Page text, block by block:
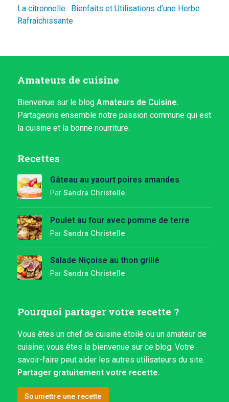
La citronnelle : Bienfaits et Utilisations d’une Herbe
Rafraîchissante
Amateurs de cuisine
Bienvenue sur le blog Amateurs de Cuisine.
Partageons ensemble notre passion commune qui est
la cuisine et la bonne nourriture.
Recettes
Gâteau au yaourt poires amandes
Par Sandra Christelle
Poulet au four avec pomme de terre
Par Sandra Christelle
Salade Niçoise au thon grillé
Par Sandra Christelle
Pourquoi partager votre recette ?
Vous êtes un chef de cuisine étoilé ou un amateur de
cuisine; vous êtes la bienvenue sur ce blog. Votre
savoir-faire peut aider les autres utilisateurs du site.
Partager gratuitement votre recette.
Soumettre une recette